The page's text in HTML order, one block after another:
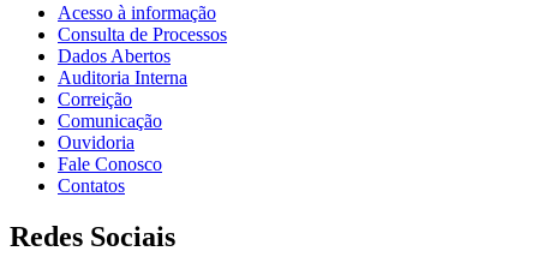
Acesso à informação
Consulta de Processos
Dados Abertos
Auditoria Interna
Correição
Comunicação
Ouvidoria
Fale Conosco
Contatos
Redes Sociais